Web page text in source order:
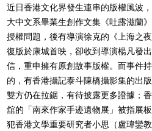
近日香港文化界發生連串的版權風波
大中文系畢業生創作文集《吐露滋蘭
授權問題，後有導演徐克的《上海之
復版於康城首映，卻收到導演楊凡發
信，重申擁有原創故事版權。而事件
的，有香港攝記泰斗陳橋攝影集的出版
雙方仍在拉鋸，有待披露更多證據；
舘的「南來作家手迹遺物展」被指展
犯香港文學重要研究者小思（盧瑋鑾